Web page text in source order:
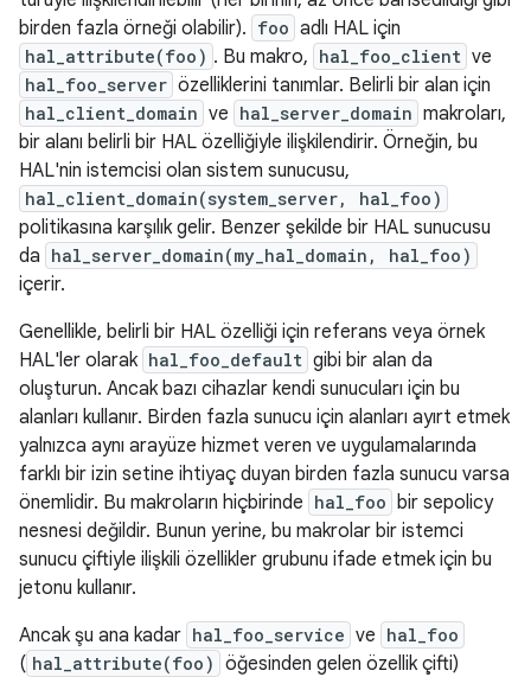
birden fazla örneği olabilir). foo adlı HAL için
hal_attribute(foo) . Bu makro, hal_foo_client ve
hal_foo_server özelliklerini tanımlar. Belirli bir alan için
hal_client_domain ve hal_server_domain makroları,
bir alanı belirli bir HAL özelliğiyle ilişkilendirir. Örneğin, bu
HAL'nin istemcisi olan sistem sunucusu,
hal_client_domain(system_server, hal_foo)
politikasına karşılık gelir. Benzer şekilde bir HAL sunucusu
da hal_server_domain(my_hal_domain, hal_foo)
içerir.
Genellikle, belirli bir HAL özelliği için referans veya örnek
HAL'ler olarak hal_foo_default gibi bir alan da
oluşturun. Ancak bazı cihazlar kendi sunucuları için bu
alanları kullanır. Birden fazla sunucu için alanları ayırt etmek
yalnızca aynı arayüze hizmet veren ve uygulamalarında
farklı bir izin setine ihtiyaç duyan birden fazla sunucu varsa
önemlidir. Bu makroların hiçbirinde hal_foo bir sepolicy
nesnesi değildir. Bunun yerine, bu makrolar bir istemci
sunucu çiftiyle ilişkili özellikler grubunu ifade etmek için bu
jetonu kullanır.
Ancak şu ana kadar hal_foo_service ve hal_foo
( hal_attribute(foo) öğesinden gelen özellik çifti)